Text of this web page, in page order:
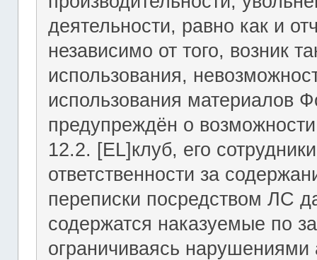
деятельности, равно как и
независимо от того, возник
использования,
использования материалов
предупреждён о
12.2. [EL]клуб, его
ответственности за
переписки посредством ЛС
содержатся наказуемые по
ограничиваясь